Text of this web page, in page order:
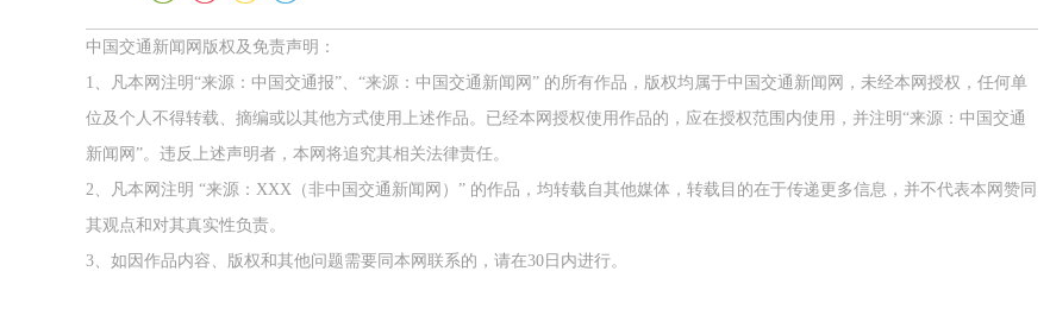
中国交通新闻网版权及免责声明：
1、凡本网注明“来源：中国交通报”、“来源：中国交通新闻网” 的所有作品，版权均属于中国交通新闻网，未经本网授权，任何单
位及个人不得转载、摘编或以其他方式使用上述作品。已经本网授权使用作品的，应在授权范围内使用，并注明“来源：中国交通
新闻网”。违反上述声明者，本网将追究其相关法律责任。
2、凡本网注明 “来源：XXX（非中国交通新闻网）” 的作品，均转载自其他媒体，转载目的在于传递更多信息，并不代表本网赞同
其观点和对其真实性负责。
3、如因作品内容、版权和其他问题需要同本网联系的，请在30日内进行。